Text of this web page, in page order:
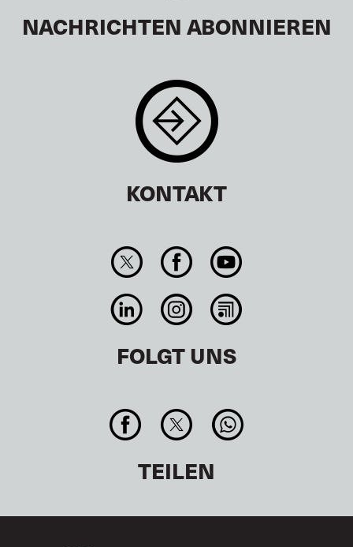
NACHRICHTEN ABONNIEREN
KONTAKT
FOLGT UNS
TEILEN